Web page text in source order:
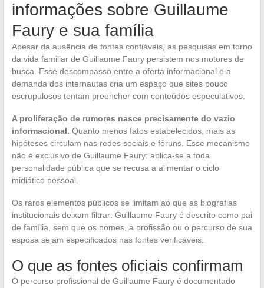
informações sobre Guillaume
Faury e sua família
Apesar da ausência de fontes confiáveis, as pesquisas em torno
da vida familiar de Guillaume Faury persistem nos motores de
busca. Esse descompasso entre a oferta informacional e a
demanda dos internautas cria um espaço que sites pouco
escrupulosos tentam preencher com conteúdos especulativos.
A proliferação de rumores nasce precisamente do vazio
informacional. Quanto menos fatos estabelecidos, mais as
hipóteses circulam nas redes sociais e fóruns. Esse mecanismo
não é exclusivo de Guillaume Faury: aplica-se a toda
personalidade pública que se recusa a alimentar o ciclo
midiático pessoal.
Os raros elementos públicos se limitam ao que as biografias
institucionais deixam filtrar: Guillaume Faury é descrito como pai
de família, sem que os nomes, a profissão ou o percurso de sua
esposa sejam especificados nas fontes verificáveis.
O que as fontes oficiais confirmam
O percurso profissional de Guillaume Faury é documentado